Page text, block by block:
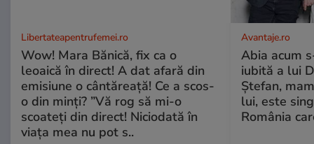
Libertateapentrufemei.ro
Wow! Mara Bănică, fix ca o
leoaică în direct! A dat afară din
emisiune o cântăreață! Ce a scos-
o din minți? ”Vă rog să mi-o
scoateți din direct! Niciodată în
viața mea nu pot s..
Avantaje.ro
Abia acum
iubită a lui
Ștefan,
lui, este
România